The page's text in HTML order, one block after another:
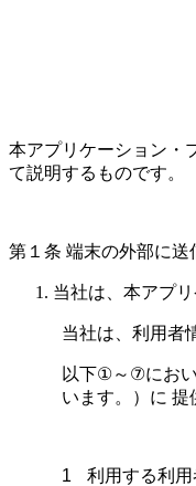
本アプリケーション・
て説明するものです。
第１条 端末の外部に
当社は、本アプ
当社は、利用者
以下①～ ⑦にお
います。）に 提
1 利用する利